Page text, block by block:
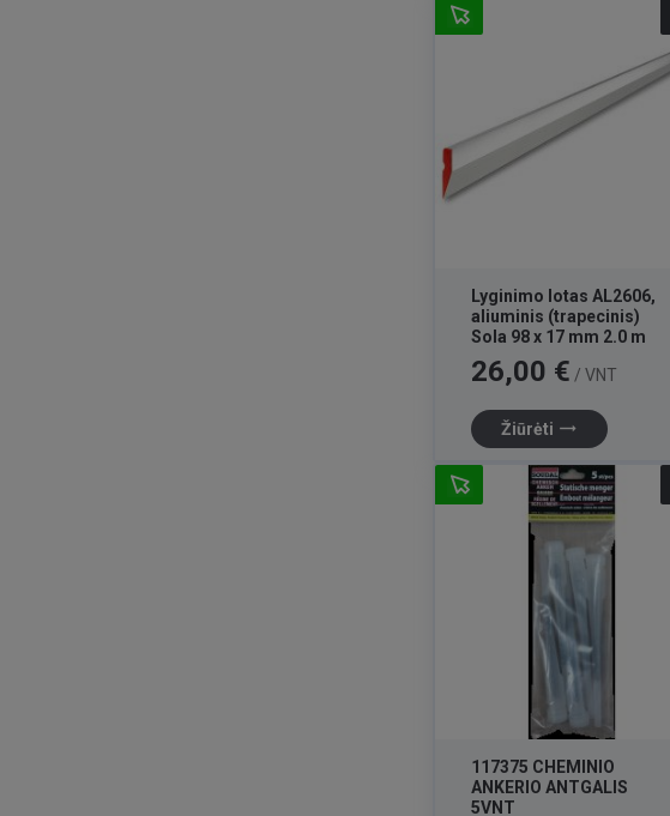
Lyginimo lotas AL2606,
aliuminis (trapecinis)
Sola 98 x 17 mm 2.0 m
Kaina
26,00 € / VNT
Žiūrėti trending_flat
117375 CHEMINIO
ANKERIO ANTGALIS
5VNT